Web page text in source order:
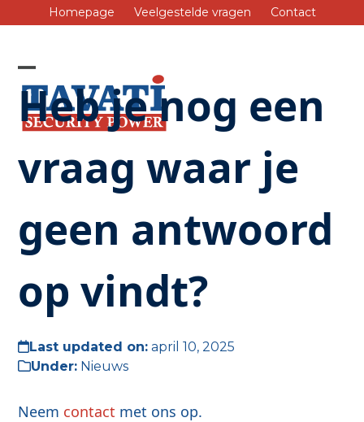
to
Homepage Veelgestelde vragen Contact
Open
mobile
Close
mobile
Heb je nog een
vraag waar je
geen antwoord
op vindt?
Last updated on: april 10, 2025
Under: Nieuws
Neem contact met ons op.